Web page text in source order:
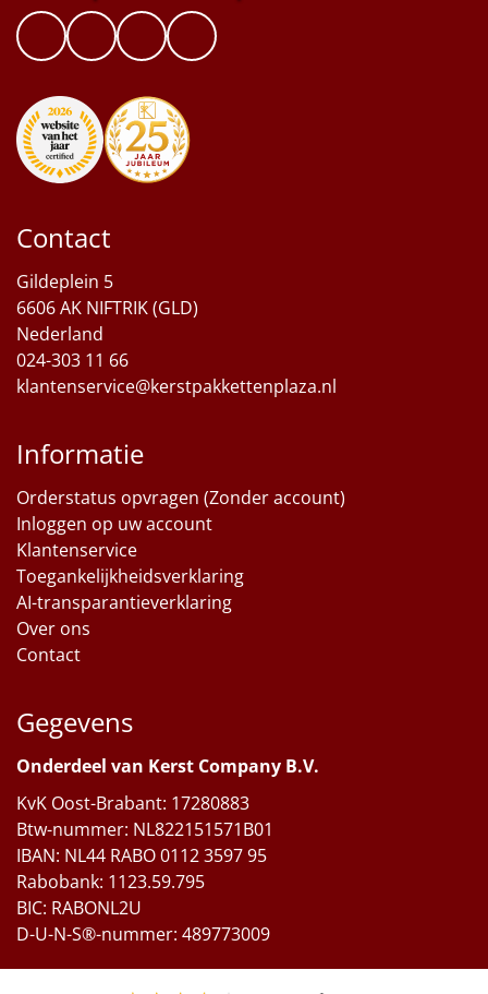
Contact
Gildeplein 5
6606 AK NIFTRIK (GLD)
Nederland
024-303 11 66
klantenservice@kerstpakkettenplaza.nl
Informatie
Orderstatus opvragen (Zonder account)
Inloggen op uw account
Klantenservice
Toegankelijkheidsverklaring
AI-transparantieverklaring
Over ons
Contact
Gegevens
Onderdeel van Kerst Company B.V.
KvK Oost-Brabant: 17280883
Btw-nummer: NL822151571B01
IBAN: NL44 RABO 0112 3597 95
Rabobank: 1123.59.795
BIC: RABONL2U
D-U-N-S®-nummer: 489773009